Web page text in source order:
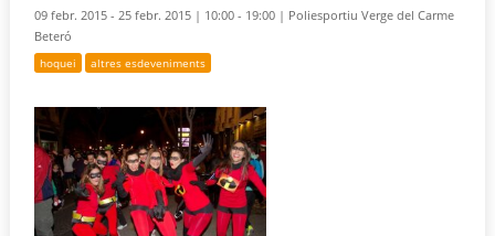
09 febr. 2015 - 25 febr. 2015 | 10:00 - 19:00 | Poliesportiu Verge del Carme
Beteró
hoquei altres esdeveniments